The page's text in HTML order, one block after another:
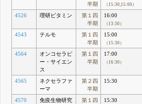
半期
（15:30,15:00）
4526 理研ビタミン
第１四
半期
16:00
（13:30）
4543 テルモ
第１四
半期
15:00
（15:30）
4564
オンコセラピ
ー・サイエン
ス
第１四
半期
17:00
（16:30）
4565
ネクセラファ
ーマ
第２四
半期
15:30
4570
免疫生物研究
第１四
15:30